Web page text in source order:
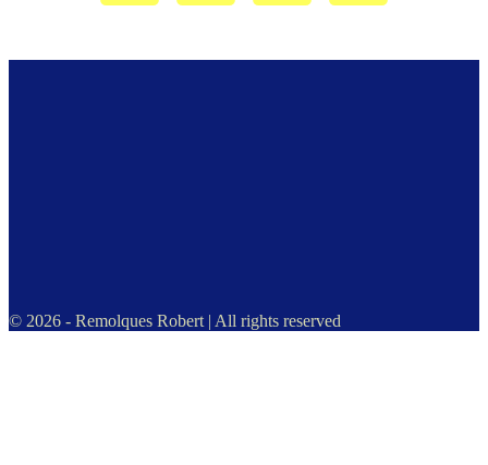
© 2026 - Remolques Robert | All rights reserved